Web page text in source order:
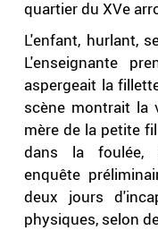
quartier du XVe
L'enfant, hurlant,
L'enseignante
aspergeait la
scène montrait la
mère de la petite
dans la foulée,
enquête
deux jours
physiques, selon